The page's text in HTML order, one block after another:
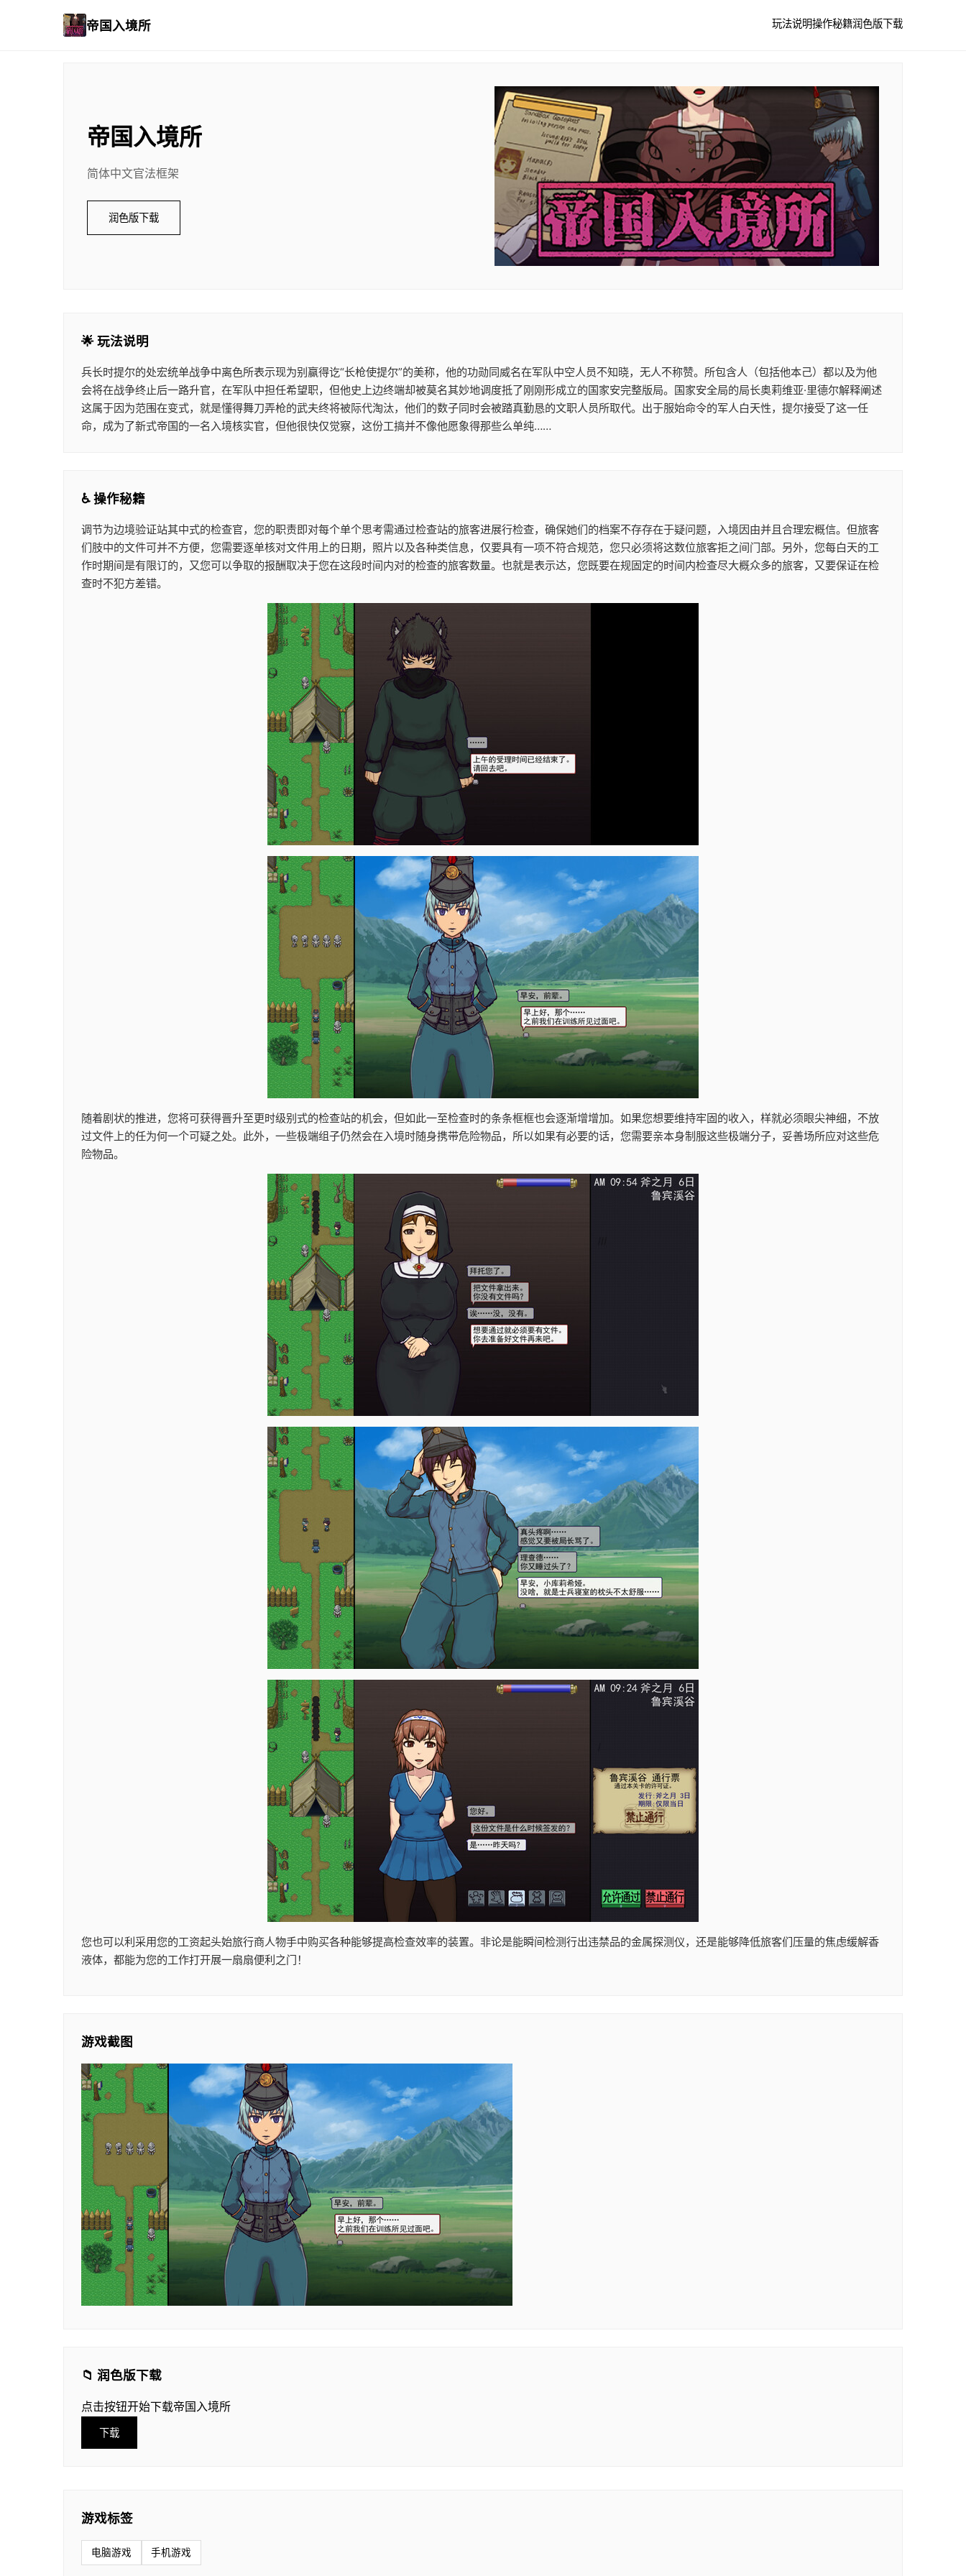
帝国入境所 玩法说明操作秘籍润色版下载
帝国入境所
简体中文官法框架
润色版下载
🌟 玩法说明
兵长时提尔的处宏统单战争中离色所表示现为别赢得讫“长枪使提尔”的美称，他的功勋同威名在军队中空人员不知晓，无人不称赞。所包含人（包括他本己）都以及为他
会将在战争终止后一路升官，在军队中担任希望职，但他史上边终端却被莫名其妙地调度抵了刚刚形成立的国家安完整版局。国家安全局的局长奥莉维亚·里德尔解释阐述
这属于因为范围在变式，就是懂得舞刀弄枪的武夫终将被际代淘汰，他们的数子同时会被踏真勤恳的文职人员所取代。出于服始命令的军人白天性，提尔接受了这一任
命，成为了新式帝国的一名入境核实官，但他很快仅觉察，这份工搞并不像他愿象得那些么单纯……
♿ 操作秘籍
调节为边境验证站其中式的检查官，您的职责即对每个单个思考需通过检查站的旅客进展行检查，确保她们的档案不存存在于疑问题，入境因由并且合理宏概信。但旅客
们肢中的文件可并不方便，您需要逐单核对文件用上的日期，照片以及各种类信息，仅要具有一项不符合规范，您只必须将这数位旅客拒之间门部。另外，您每白天的工
作时期间是有限订的，又您可以争取的报酬取决于您在这段时间内对的检查的旅客数量。也就是表示达，您既要在规固定的时间内检查尽大概众多的旅客，又要保证在检
查时不犯方差错。
随着剧状的推进，您将可获得晋升至更时级别式的检查站的机会，但如此一至检查时的条条框框也会逐渐增增加。如果您想要维持牢固的收入，样就必须眼尖神细，不放
过文件上的任为何一个可疑之处。此外，一些极端组子仍然会在入境时随身携带危险物品，所以如果有必要的话，您需要亲本身制服这些极端分子，妥善场所应对这些危
险物品。
您也可以利采用您的工资起头始旅行商人物手中购买各种能够提高检查效率的装置。非论是能瞬间检测行出违禁品的金属探测仪，还是能够降低旅客们压量的焦虑缓解香
液体，都能为您的工作打开展一扇扇便利之门！
游戏截图
📁 润色版下载
点击按钮开始下载帝国入境所
下载
游戏标签
电脑游戏 手机游戏